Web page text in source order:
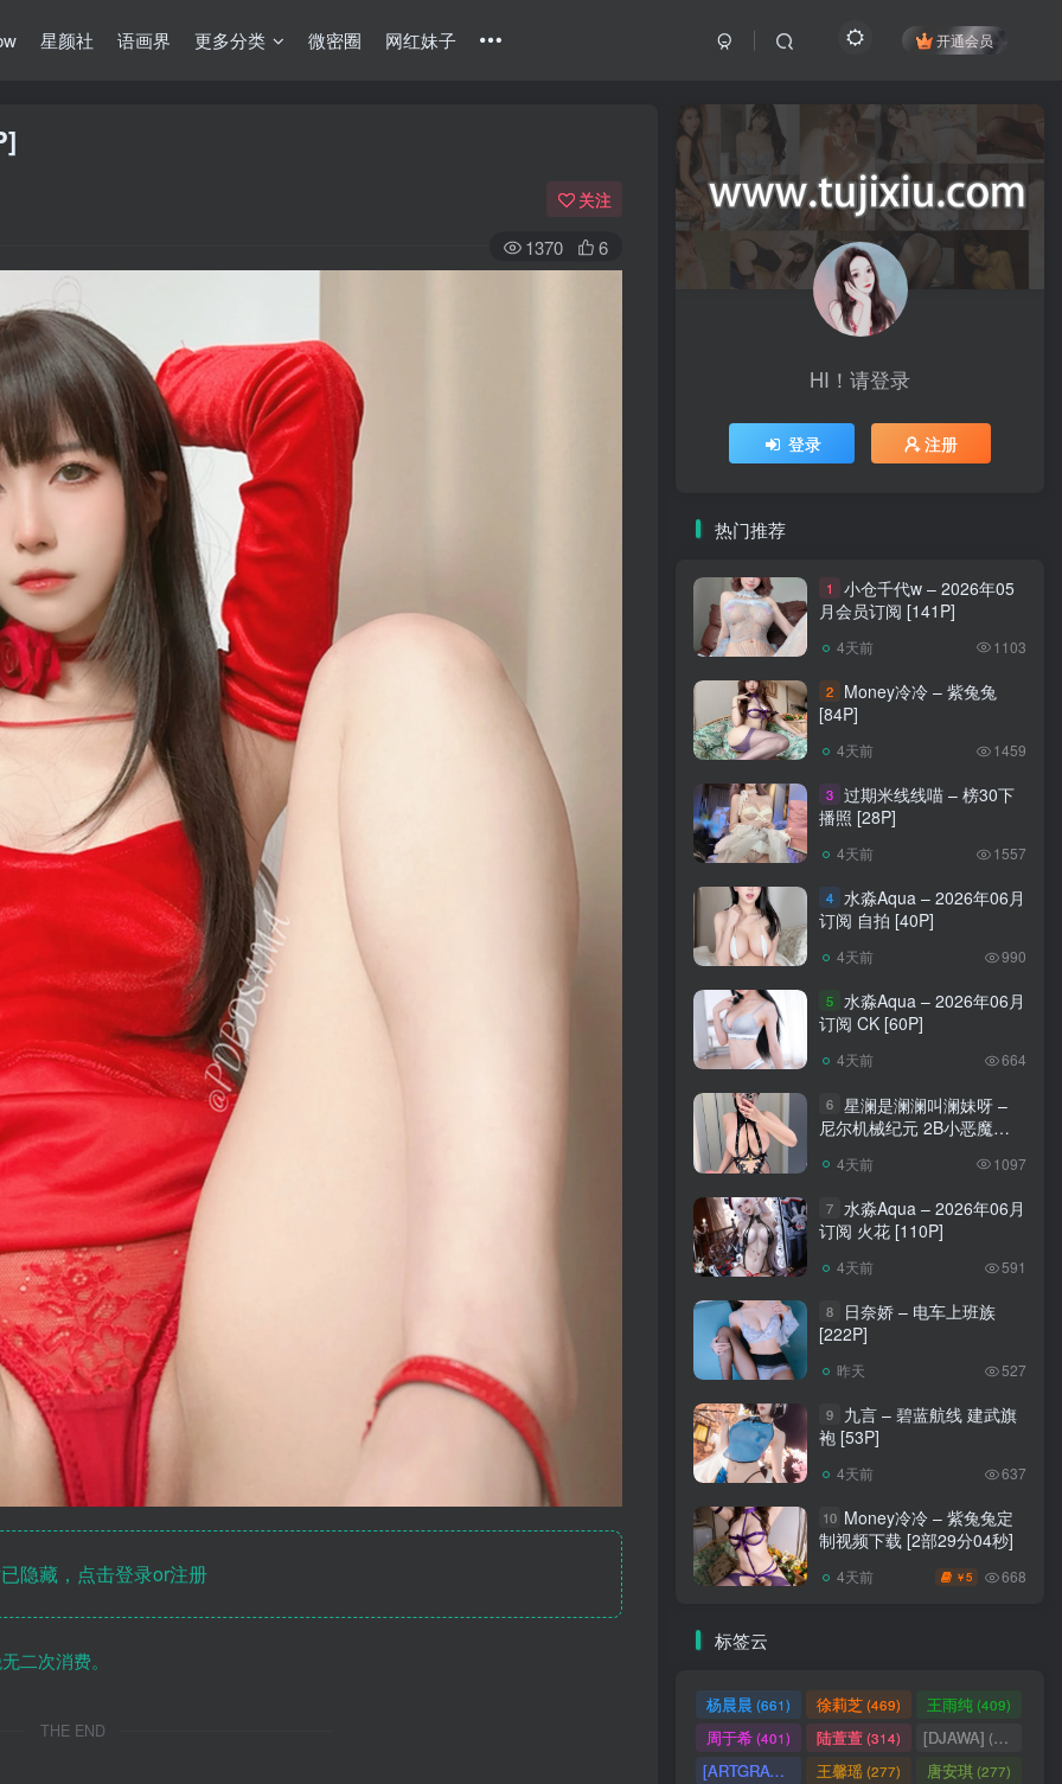
星颜社 语画界 更多分类 微密圈 网红妹子 开通会员
关注
1370 6
隐藏，点击登录or注册
二次消费。
THE END
HI！请登录
登录 注册
热门推荐
1
小仓千代w – 2026年05
月会员订阅 [141P]
4天前 1103
2
Money冷冷 – 紫兔兔
[84P]
4天前 1459
3 过期米线线喵 – 榜30下
播照 [28P]
4天前 1557
4 水淼Aqua – 2026年06月
订阅 自拍 [40P]
4天前 990
5 水淼Aqua – 2026年06月
订阅 CK [60P]
4天前 664
6 星澜是澜澜叫澜妹呀 –
尼尔机械纪元 2B小恶魔
4天前 1097
7 水淼Aqua – 2026年06月
订阅 火花 [110P]
4天前 591
8
日奈娇 – 电车上班族
[222P]
昨天 527
9
九言 – 碧蓝航线 建武旗
袍 [53P]
4天前 637
10 Money冷冷 – 紫兔兔定
制视频下载 [2部29分04秒]
4天前 ￥5 668
标签云
杨晨晨 (661) 徐莉芝(469) 王雨纯(409)
周于希(401) 陆萱萱(314) [DJAWA] (290)
[ARTGRAVIA] (290)
王馨瑶(277) 唐安琪 (277)